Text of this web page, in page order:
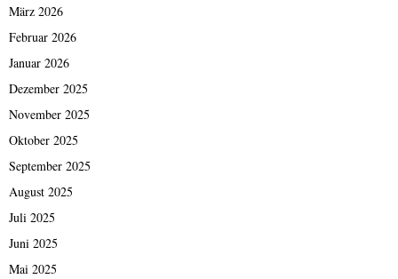
März 2026
Februar 2026
Januar 2026
Dezember 2025
November 2025
Oktober 2025
September 2025
August 2025
Juli 2025
Juni 2025
Mai 2025